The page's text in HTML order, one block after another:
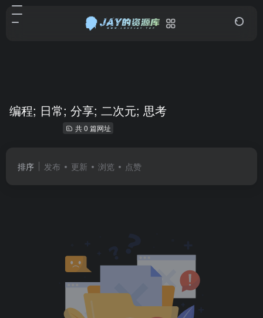
编程; 日常; 分享; 二次元; 思考
共 0 篇网址
排序 发布 更新 浏览 点赞